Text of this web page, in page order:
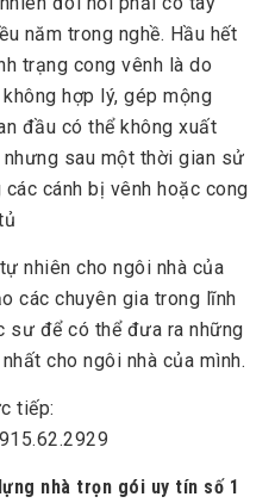
năm trong nghề. Hầu hết
trạng cong vênh là do
hợp lý, gép mộng
đầu có thể không xuất
sau một thời gian sử
cánh bị vênh hoặc cong
nhiên cho ngôi nhà của
các chuyên gia trong lĩnh
sư để có thể đưa ra những
cho ngôi nhà của mình.
tiếp:
nhà trọn gói uy tín số 1